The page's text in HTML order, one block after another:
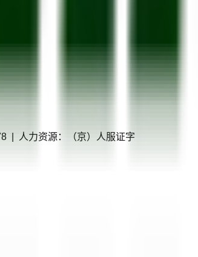
| 人力资源：（京）人服证字